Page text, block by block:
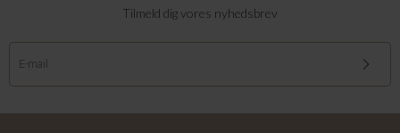
Tilmeld dig vores nyhedsbrev